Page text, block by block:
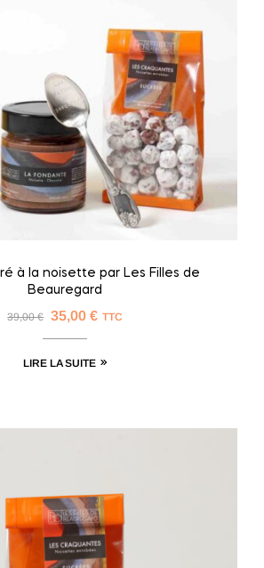
à la noisette par Les Filles de
Beauregard
39,00€ 35,00 € TTC
LIRE LA SUITE